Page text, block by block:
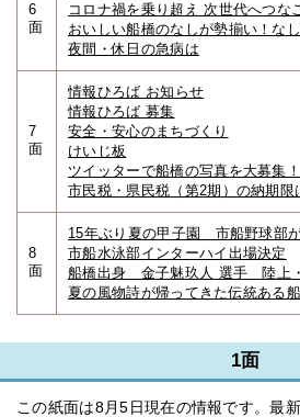
6
面
コロナ禍を乗り超え 次世代へつな
おいしい船橋のなしが勢揃い！な
夜間・休日の急病は
7
面
情報ひろば お知らせ
情報ひろば 募集
安全・安心のまちづくり
けいじ板
ツイッターで船橋の写真を大募集
市民税・県民税（第2期）の納期
8
面
15年ぶり夏の甲子園 市船野球部
市船水泳部インターハイ出場決定
船橋出身 金子魅玖人 選手 陸上
夏の風物詩が帰ってきた伝統ある
1面
この紙面は8月5日現在の情報です。最